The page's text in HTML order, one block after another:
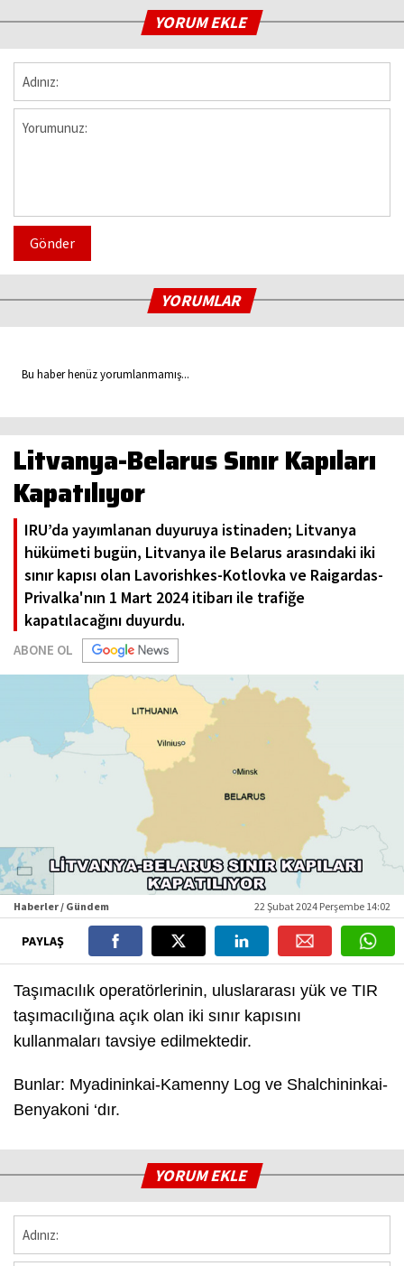
YORUM EKLE
Gönder
YORUMLAR
Bu haber henüz yorumlanmamış...
Litvanya-Belarus Sınır Kapıları
Kapatılıyor
IRU’da yayımlanan duyuruya istinaden; Litvanya
hükümeti bugün, Litvanya ile Belarus arasındaki iki
sınır kapısı olan Lavorishkes-Kotlovka ve Raigardas-
Privalka'nın 1 Mart 2024 itibarı ile trafiğe
kapatılacağını duyurdu.
ABONE OL
Haberler / Gündem 22 Şubat 2024 Perşembe 14:02
PAYLAŞ
Taşımacılık operatörlerinin, uluslararası yük ve TIR
taşımacılığına açık olan iki sınır kapısını
kullanmaları tavsiye edilmektedir.
Bunlar: Myadininkai-Kamenny Log ve Shalchininkai-
Benyakoni ‘dır.
YORUM EKLE